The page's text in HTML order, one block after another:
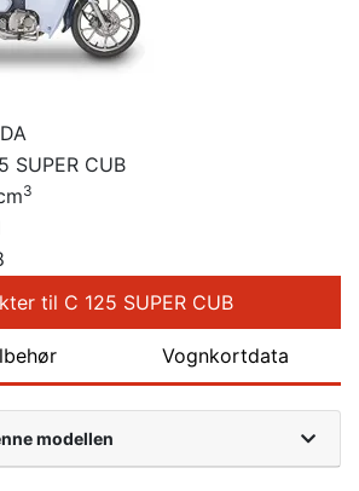
SUPER CUB
3
til C 125 SUPER CUB
Vognkortdata
modellen